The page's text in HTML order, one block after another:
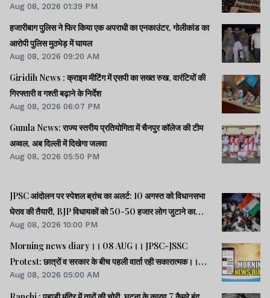
Aug 08, 2026 01:39 PM
हजारीबाग पुलिस ने फिर किया एक अपराधी का एनकाउंटर, गोलीकांड का
आरोपी पुलिस मुठभेड़ में घायल
Aug 08, 2026 09:20 AM
Giridih News : क्राइम मीटिंग में एसपी का सख्त रुख, वारंटियों की
गिरफ्तारी व गश्ती बढ़ाने के निर्देश
Aug 08, 2026 06:07 PM
Gumla News: राज्य स्तरीय प्रतियोगिता में चैनपुर कॉलेज की टीम
अव्वल, अब दिल्ली में दिखेगा जलवा
Aug 08, 2026 05:50 PM
JPSC आंदोलन पर स्पेशल ब्रांच का अलर्ट: 10 अगस्त को विधानसभा
घेराव की तैयारी, BJP विधायकों को 50-50 हजार लोग जुटाने का
टास्क
Aug 08, 2026 10:00 PM
Morning news diary।। 08 AUG।। JPSC-JSSC
Protest: छात्रों व सरकार के बीच पहली वार्ता रही सकारात्मक।।
साइबर क्राइम मामलों की जांच में झारखंड पुलिस फिसड्डी।।संसद में
विपक्षी दलों का हंगामा, कार्यवाही स्थगित।। समेत कई खबरें व वीडियो.
Aug 08, 2026 05:00 AM